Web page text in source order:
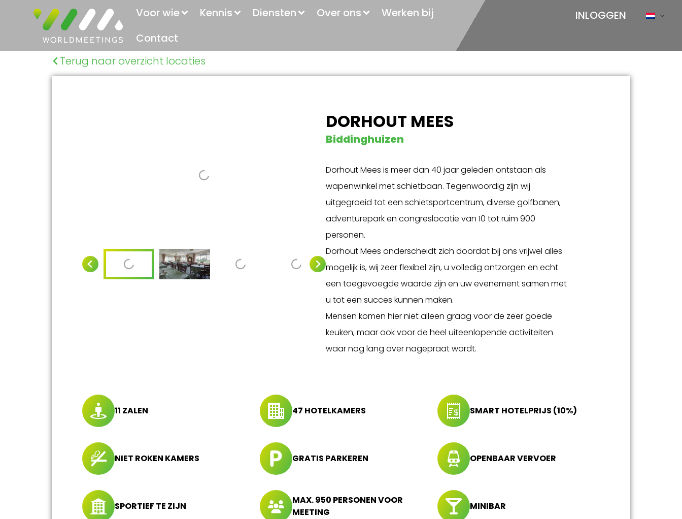
INLOGGEN
Voor wie Kennis Diensten Over ons
Werken bij
Contact
Terug naar overzicht locaties
DORHOUT MEES
Biddinghuizen
Dorhout Mees is meer dan 40 jaar geleden ontstaan als
wapenwinkel met schietbaan. Tegenwoordig zijn wij
uitgegroeid tot een schietsportcentrum, diverse golfbanen,
adventurepark en congreslocatie van 10 tot ruim 900
personen.
Dorhout Mees onderscheidt zich doordat bij ons vrijwel alles
mogelijk is, wij zeer flexibel zijn, u volledig ontzorgen en echt
een toegevoegde waarde zijn en uw evenement samen met
u tot een succes kunnen maken.
Mensen komen hier niet alleen graag voor de zeer goede
keuken, maar ook voor de heel uiteenlopende activiteiten
waar nog lang over nagepraat wordt.
11 ZALEN 47 HOTELKAMERS SMART HOTELPRIJS (10%)
NIET ROKEN KAMERS GRATIS PARKEREN OPENBAAR VERVOER
SPORTIEF TE ZIJN
MAX. 950 PERSONEN VOOR
MEETING
MINIBAR